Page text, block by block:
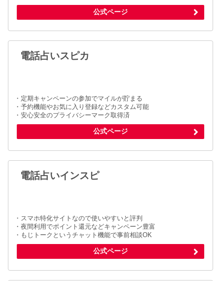
公式ページ
電話占いスピカ
・定期キャンペーンの参加でマイルが貯まる
・予約機能やお気に入り登録などカスタム可能
・安心安全のプライバシーマーク取得済
公式ページ
電話占いインスピ
・スマホ特化サイトなので使いやすいと評判
・夜間利用でポイント還元などキャンペーン豊富
・もじトークというチャット機能で事前相談OK
公式ページ